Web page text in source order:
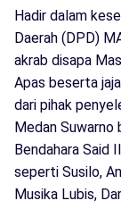
Hadir dalam
Daerah (DPD)
akrab disapa
Apas beserta
dari pihak
Medan Suwarno
Bendahara Said
seperti Susilo,
Musika Lubis,